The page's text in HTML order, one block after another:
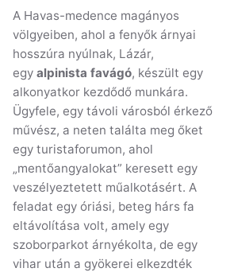
A Havas-medence magányos
völgyeiben, ahol a fenyők árnyai
hosszúra nyúlnak, Lázár,
egy alpinista favágó, készült egy
alkonyatkor kezdődő munkára.
Ügyfele, egy távoli városból érkező
művész, a neten találta meg őket
egy turistaforumon, ahol
„mentőangyalokat” keresett egy
veszélyeztetett műalkotásért. A
feladat egy óriási, beteg hárs fa
eltávolítása volt, amely egy
szoborparkot árnyékolta, de egy
vihar után a gyökerei elkezdték